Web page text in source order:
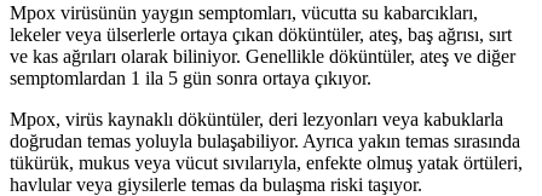
Mpox virüsünün yaygın semptomları, vücutta su kabarcıkları,
lekeler veya ülserlerle ortaya çıkan döküntüler, ateş, baş ağrısı, sırt
ve kas ağrıları olarak biliniyor. Genellikle döküntüler, ateş ve diğer
semptomlardan 1 ila 5 gün sonra ortaya çıkıyor.
Mpox, virüs kaynaklı döküntüler, deri lezyonları veya kabuklarla
doğrudan temas yoluyla bulaşabiliyor. Ayrıca yakın temas sırasında
tükürük, mukus veya vücut sıvılarıyla, enfekte olmuş yatak örtüleri,
havlular veya giysilerle temas da bulaşma riski taşıyor.